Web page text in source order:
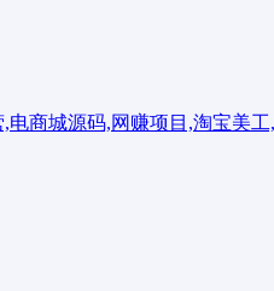
商城源码,网赚项目,淘宝美